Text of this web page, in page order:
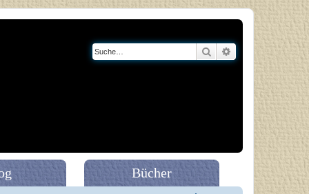
Suche Erweiterte Suche
Bücher